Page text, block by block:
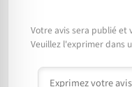
Votre avis sera publié et
Veuillez l'exprimer dans
Commentaire